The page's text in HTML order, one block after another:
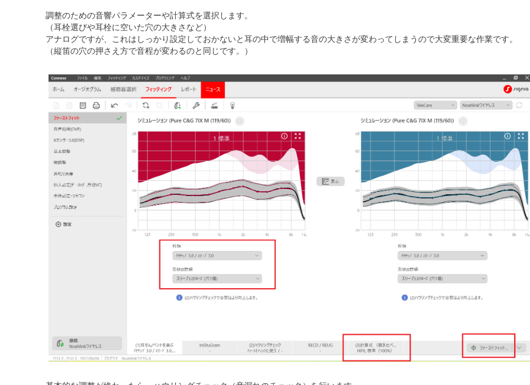
調整のための音響パラメーターや計算式を選択します。
（耳栓選びや耳栓に空いた穴の大きさなど）
アナログですが、これはしっかり設定しておかないと耳の中で増幅する音の大きさが変わってしまうので大変重要な作業です。
（縦笛の穴の押さえ方で音程が変わるのと同じです。）